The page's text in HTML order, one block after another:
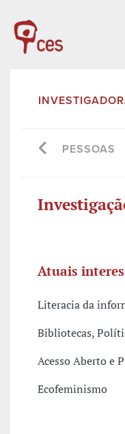
PESSOAS
Atuais
Literacia da
Bibliotecas,
Acesso Aberto e
Ecofeminismo